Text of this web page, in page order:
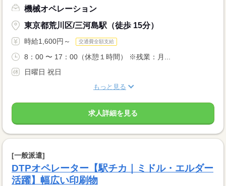
機械オペレーション
東京都荒川区/三河島駅（徒歩 15分）
時給1,600円～ 交通費全額支給
8：00 〜 17：00（休憩１時間） ※残業：月...
日曜日 祝日
もっと見る
求人詳細を見る
[一般派遣]
DTPオペレーター【駅チカ｜ミドル・エルダー
活躍】幅広い印刷物